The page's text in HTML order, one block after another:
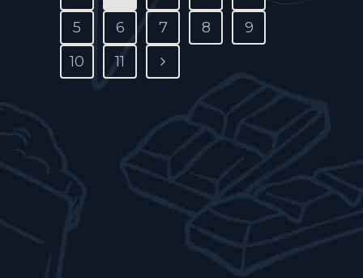
5
6 7 8
9
10
11